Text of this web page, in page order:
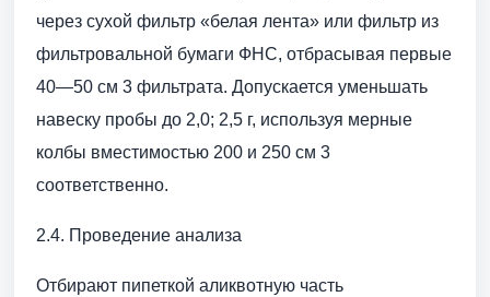
через сухой фильтр «белая лента» или фильтр из
фильтровальной бумаги ФНС, отбрасывая первые
40—50 см 3 фильтрата. Допускается уменьшать
навеску пробы до 2,0; 2,5 г, используя мерные
колбы вместимостью 200 и 250 см 3
соответственно.
2.4. Проведение анализа
Отбирают пипеткой аликвотную часть